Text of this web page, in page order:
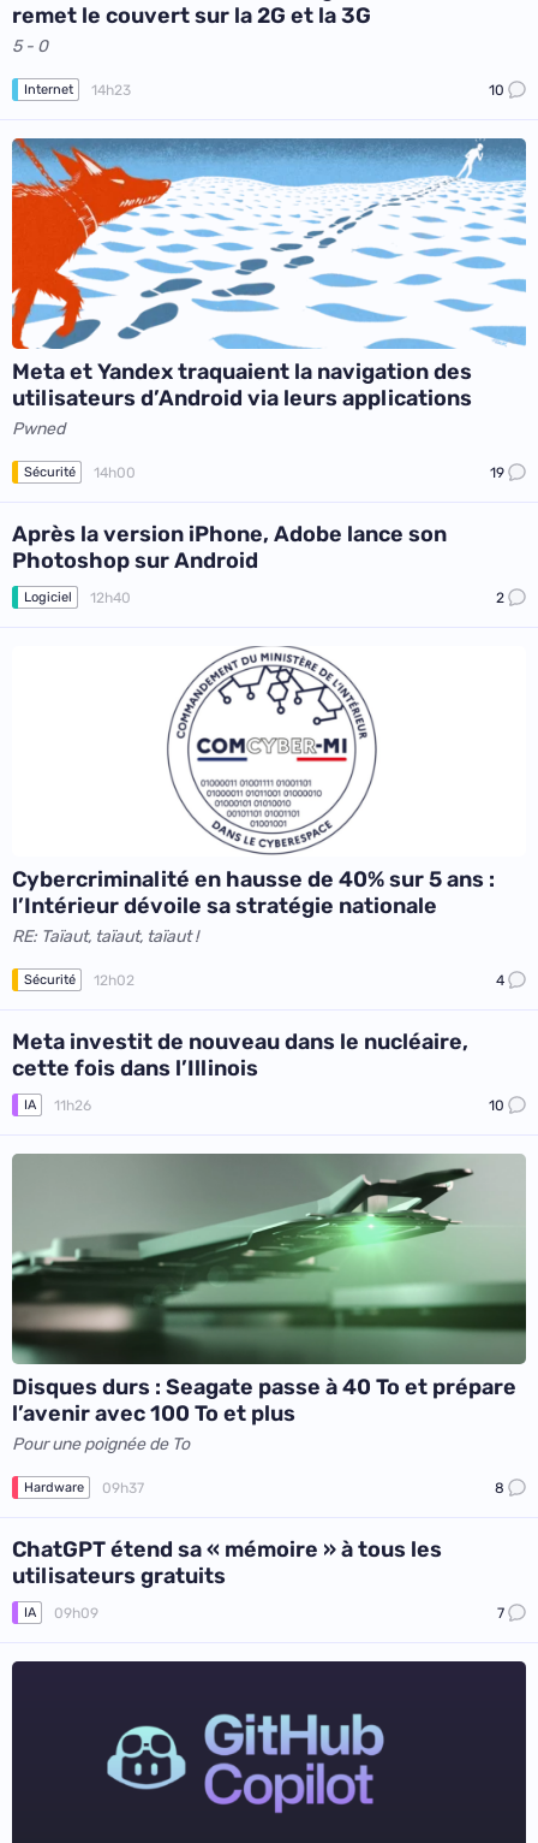
remet le couvert sur la 2G et la 3G
5 - 0
Internet 14h23 10
Meta et Yandex traquaient la navigation des
utilisateurs d’Android via leurs applications
Pwned
Sécurité 14h00 19
Après la version iPhone, Adobe lance son
Photoshop sur Android
Logiciel 12h40 2
Cybercriminalité en hausse de 40% sur 5 ans :
l’Intérieur dévoile sa stratégie nationale
RE: Taïaut, taïaut, taïaut !
Sécurité 12h02 4
Meta investit de nouveau dans le nucléaire,
cette fois dans l’Illinois
IA 11h26 10
Disques durs : Seagate passe à 40 To et prépare
l’avenir avec 100 To et plus
Pour une poignée de To
Hardware 09h37 8
ChatGPT étend sa « mémoire » à tous les
utilisateurs gratuits
IA 09h09 7